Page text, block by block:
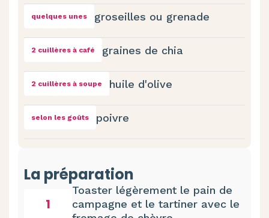
quelques unes groseilles ou grenade
2 cuillères à café graines de chia
2 cuillères à soupe huile d'olive
selon les goûts poivre
La préparation
1
Toaster légèrement le pain de
campagne et le tartiner avec le